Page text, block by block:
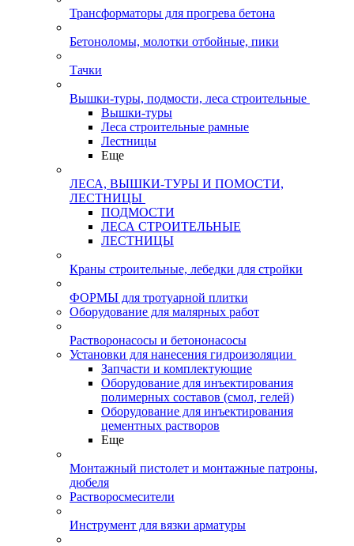
Трансформаторы для прогрева бетона
Бетоноломы, молотки отбойные, пики
Тачки
Вышки-туры, подмости, леса строительные
Вышки-туры
Леса строительные рамные
Лестницы
Еще
ЛЕСА, ВЫШКИ-ТУРЫ И ПОМОСТИ,
ЛЕСТНИЦЫ
ПОДМОСТИ
ЛЕСА СТРОИТЕЛЬНЫЕ
ЛЕСТНИЦЫ
Краны строительные, лебедки для стройки
ФОРМЫ для тротуарной плитки
Оборудование для малярных работ
Растворонасосы и бетононасосы
Установки для нанесения гидроизоляции
Запчасти и комплектующие
Оборудование для инъектирования
полимерных составов (смол, гелей)
Оборудование для инъектирования
цементных растворов
Еще
Монтажный пистолет и монтажные патроны,
дюбеля
Растворосмесители
Инструмент для вязки арматуры